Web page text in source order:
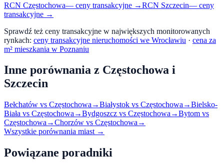
RCN Częstochowa— ceny transakcyjne →RCN Szczecin— ceny
transakcyjne →
Sprawdź też ceny transakcyjne w największych monitorowanych
rynkach: ceny transakcyjne nieruchomości we Wrocławiu · cena za
m² mieszkania w Poznaniu
Inne porównania z Częstochowa i
Szczecin
Bełchatów vs Częstochowa →Białystok vs Częstochowa →Bielsko-
Biała vs Częstochowa →Bydgoszcz vs Częstochowa →Bytom vs
Częstochowa →Chorzów vs Częstochowa →
Wszystkie porównania miast →
Powiązane poradniki